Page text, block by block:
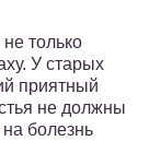
только
У старых
приятный
не должны
болезнь